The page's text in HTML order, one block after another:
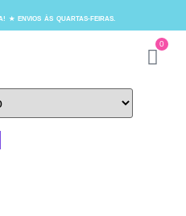
★ ENVIOS ÀS QUARTAS-FEIRAS.
0